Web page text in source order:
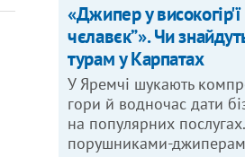
«Джипер у високогір'ї
чєлавєк”». Чи
турам у Карпатах
У Яремчі шукають
гори й водночас дати
на популярних
порушниками-